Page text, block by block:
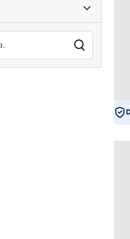
Lettore multimediale USB
Utilizzo continuo (24/7)
Antivandalismo
1